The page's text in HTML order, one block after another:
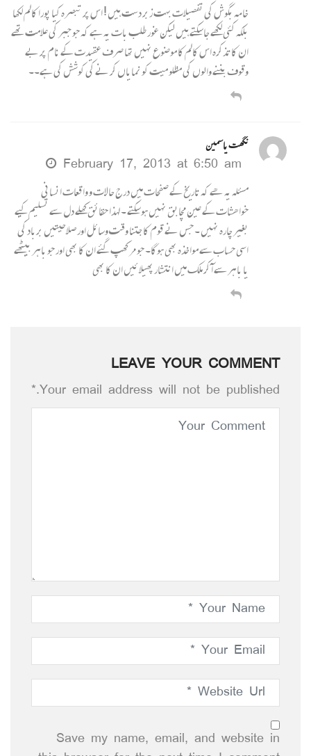
خامہ بگوش کی تفصیلات بہت زبر دست ہیں ! اس پر تبصرہ کیا پورا کالم لکھا
بلکہ کئی لکھے جاسکتے ہیں لیکن غور طلب بات یہ ہے کہ جو جبر کی علامت تھے
ان کا تذکرہ اس کالم کا موضوع نہیں تھا صرف عقیدت کے نام پر بے
وقوف بننے والوں کی مظلو میت کو نمایاں کر نے کی کوشش کی ہے۔۔
نگھت یاسمین
February 17, 2013 at 6:50 am
مسئلہ یہ ھے کہ تاریخ کے صفحات میں درج حالات و واقعات انسانی
خواھشات کے عین مچابق نہیں ہوسکتے ۔ لہذا حقائق کھلے دل سے تسلیم کیے
بغیر چارہ نہیں ۔ جس نے قوم کا جتنا وقت وسائل اور صلاحیتیں برباد کی
اسی حساب سے مواخذہ بھی ہوگا۔ جو مر کھپ گئے ان کا بھی اور جو باہر بیٹھے
یا باہر سے آ کر ملک میں انتشار پھیلا ئیں ان کا بھی
LEAVE YOUR COMMENT
Your email address will not be published.*
Save my name, email, and website in